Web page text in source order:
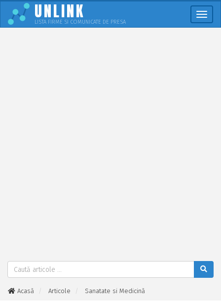
UNLINK
LISTA FIRME SI COMUNICATE DE PRESA
Acasă Articole
Sanatate si Medicină